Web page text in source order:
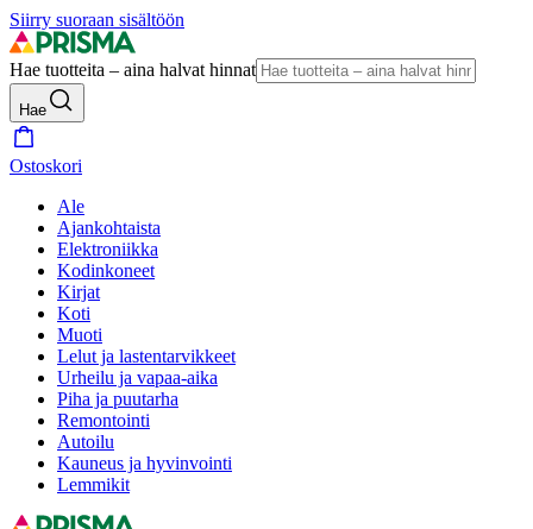
Siirry suoraan sisältöön
Hae tuotteita – aina halvat hinnat
Hae
Ostoskori
Ale
Ajankohtaista
Elektroniikka
Kodinkoneet
Kirjat
Koti
Muoti
Lelut ja lastentarvikkeet
Urheilu ja vapaa-aika
Piha ja puutarha
Remontointi
Autoilu
Kauneus ja hyvinvointi
Lemmikit